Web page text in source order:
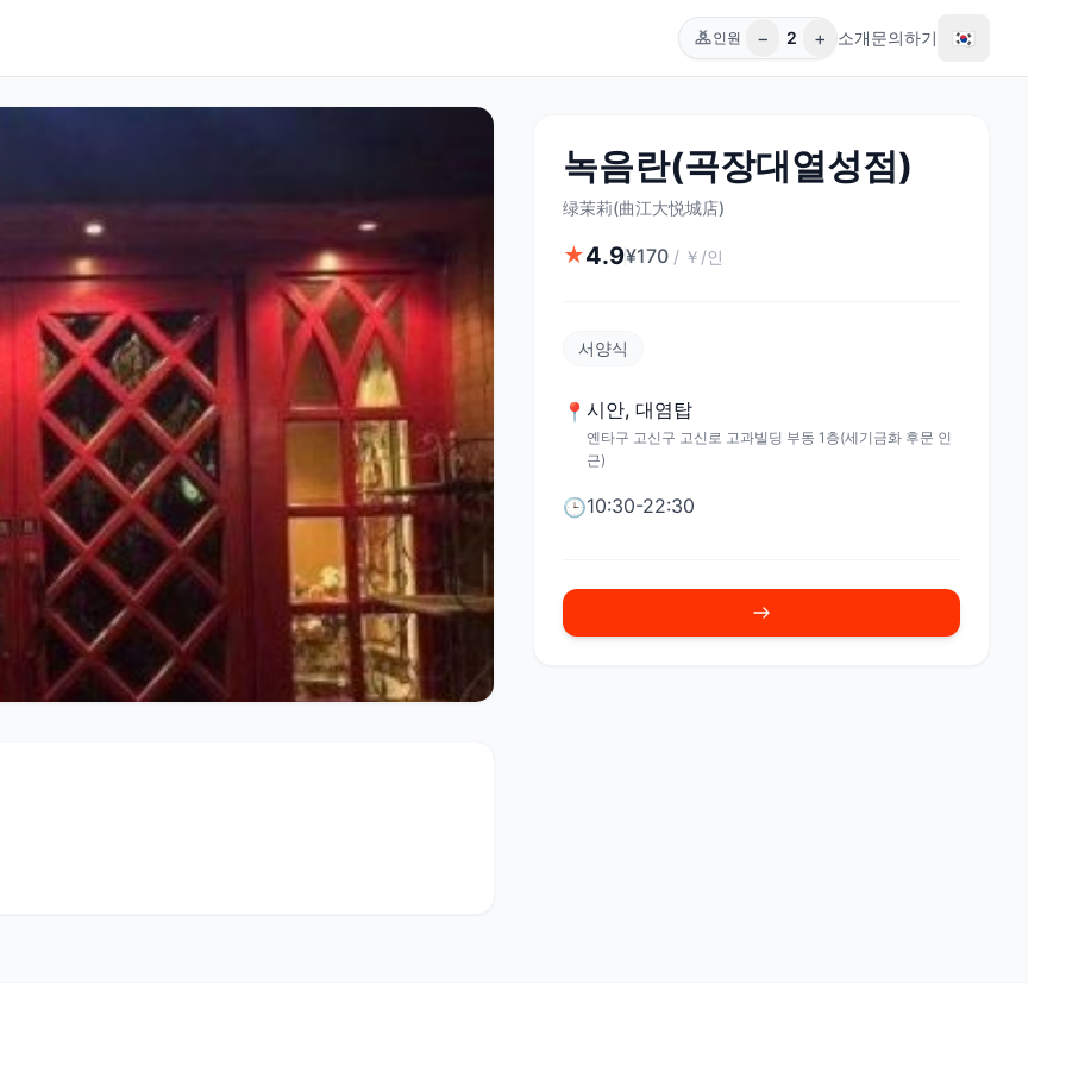
인원 − 2 + 소개문의하기 🇰🇷
녹음란(곡장대열성점)
绿茉莉(曲江大悦城店)
★4.9¥170 / ￥/인
서양식
📍 시안, 대염탑
옌타구 고신구 고신로 고과빌딩 부동 1층(세기금화 후문 인
근)
🕒10:30-22:30